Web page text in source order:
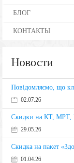
БЛОГ
КОНТАКТЫ
Новости
Повідомляємо, що
02.07.26
Скидки на КТ, МРТ,
29.05.26
Скидка на пакет
01.04.26